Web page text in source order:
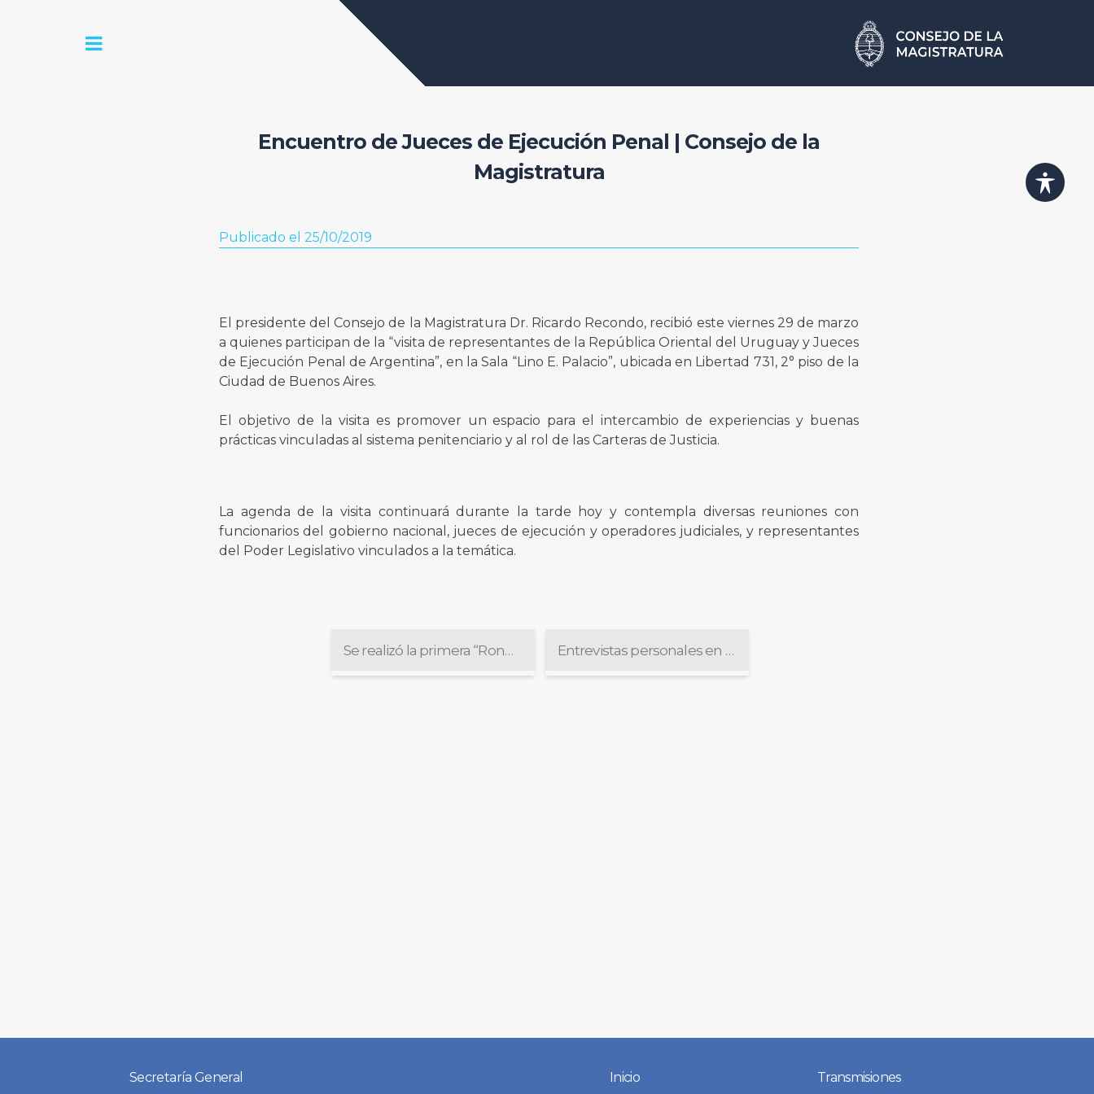
Encuentro de Jueces de Ejecución Penal | Consejo de la
Magistratura
Publicado el 25/10/2019
El presidente del Consejo de la Magistratura Dr. Ricardo Recondo, recibió este viernes 29 de marzo
a quienes participan de la “visita de representantes de la República Oriental del Uruguay y Jueces
de Ejecución Penal de Argentina”, en la Sala “Lino E. Palacio”, ubicada en Libertad 731, 2° piso de la
Ciudad de Buenos Aires.
El objetivo de la visita es promover un espacio para el intercambio de experiencias y buenas
prácticas vinculadas al sistema penitenciario y al rol de las Carteras de Justicia.
La agenda de la visita continuará durante la tarde hoy y contempla diversas reuniones con
funcionarios del gobierno nacional, jueces de ejecución y operadores judiciales, y representantes
del Poder Legislativo vinculados a la temática.
Se realizó la primera “Ronda de exposiciones sobre la participación de la mujer en la integración de ternas para magistrados” Entrevistas personales en el Concurso 398
Secretaría General Inicio Transmisiones